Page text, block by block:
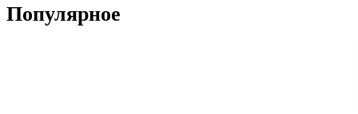
Популярное